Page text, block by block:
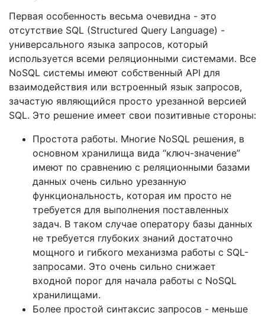
Первая особенность весьма очевидна - это
отсутствие SQL (Structured Query Language) -
универсального языка запросов, который
используется всеми реляционными системами. Все
NoSQL системы имеют собственный API для
взаимодействия или встроенный язык запросов,
зачастую являющийся просто урезанной версией
SQL. Это решение имеет свои позитивные стороны:
Простота работы. Многие NoSQL решения, в
основном хранилища вида “ключ-значение”
имеют по сравнению с реляционными базами
данных очень сильно урезанную
функциональность, которая им просто не
требуется для выполнения поставленных
задач. В таком случае оператору базы данных
не требуется глубоких знаний достаточно
мощного и гибкого механизма работы с SQL-
запросами. Это очень сильно снижает
входной порог для начала работы с NoSQL
хранилищами.
Более простой синтаксис запросов - меньше